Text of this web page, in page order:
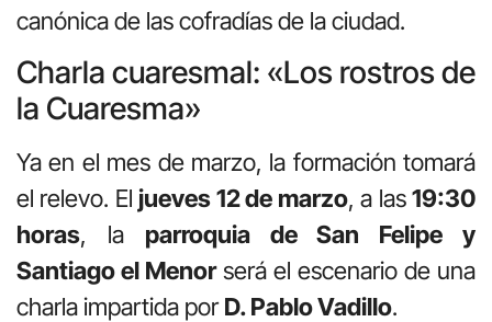
canónica de las cofradías de la ciudad.
Charla cuaresmal: «Los rostros de
la Cuaresma»
Ya en el mes de marzo, la formación tomará
el relevo. Eljueves 12 de marzo, a las19:30
horas, la parroquia de San Felipe y
Santiago el Menorserá el escenario de una
charla impartida porD. Pablo Vadillo.